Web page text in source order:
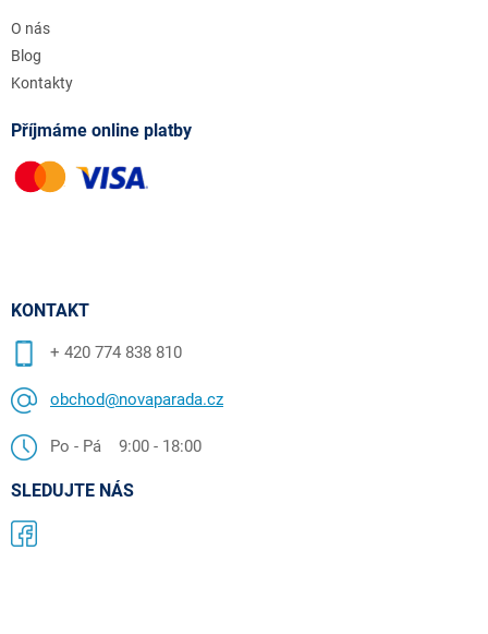
O nás
Blog
Kontakty
Příjmáme online platby
KONTAKT
+ 420 774 838 810
obchod@novaparada.cz
Po - Pá 9:00 - 18:00
SLEDUJTE NÁS